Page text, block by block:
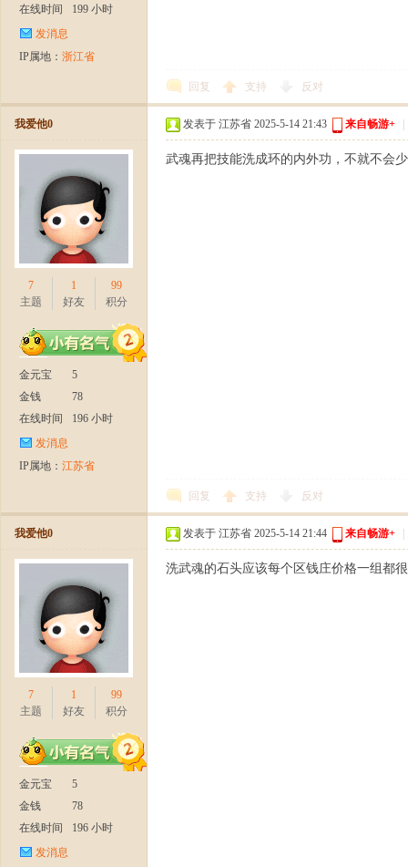
爆
在线时间
199 小时
发消息
IP属地： 浙江省
回复 支持 反对
我爱他0
7
主题
1
好友
99
积分
金元宝
5
金钱
78
在线时间
196 小时
发消息
IP属地： 江苏省
发表于 江苏省 2025-5-14 21:43 来自畅游+
武魂再把技能洗成环的内外功，不就不会
回复 支持 反对
我爱他0
7
主题
1
好友
99
积分
金元宝
5
金钱
78
在线时间
196 小时
发消息
发表于 江苏省 2025-5-14 21:44 来自畅游+
洗武魂的石头应该每个区钱庄价格一组都